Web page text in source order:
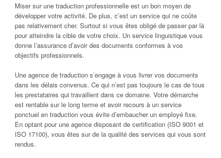
Miser sur une traduction professionnelle est un bon moyen de
développer votre activité. De plus, c’est un service qui ne coûte
pas relativement cher. Surtout si vous êtes obligé de passer par là
pour atteindre la cible de votre choix. Un service linguistique vous
donne l’assurance d’avoir des documents conformes à vos
objectifs professionnels.
Une agence de traduction s’engage à vous livrer vos documents
dans les délais convenus. Ce qui n’est pas toujours le cas de tous
les prestataires qui travaillent dans ce domaine. Votre démarche
est rentable sur le long terme et avoir recours à un service
ponctuel en traduction vous évite d’embaucher un employé fixe.
En optant pour une agence disposant de certification (ISO 9001 et
ISO 17100), vous êtes sur de la qualité des services qui vous sont
rendus.